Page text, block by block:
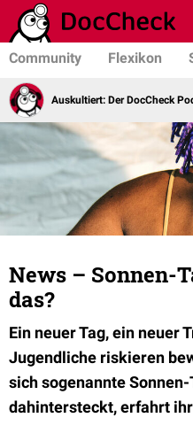
Community Flexikon
Auskultiert: Der DocCheck
News – Sonnen-
das?
Ein neuer Tag, ein neuer
Jugendliche riskieren
sich sogenannte
dahintersteckt, erfahrt